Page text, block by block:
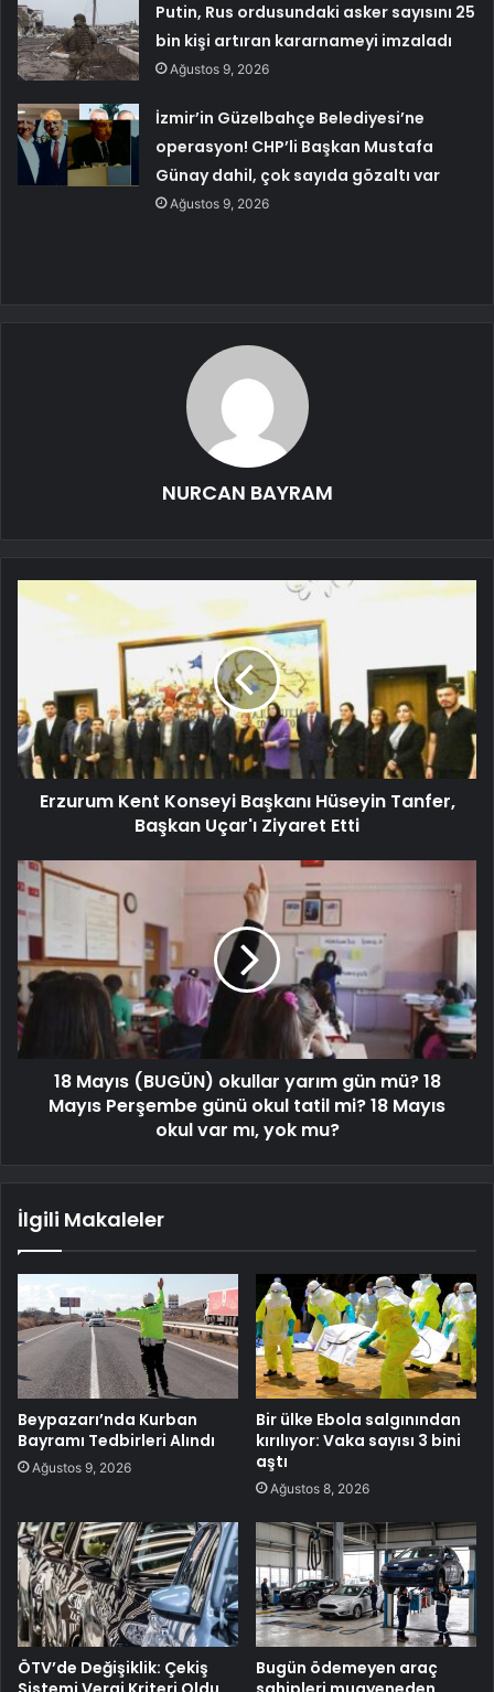
Putin, Rus ordusundaki asker sayısını 25
bin kişi artıran kararnameyi imzaladı
Ağustos 9, 2026
İzmir’in Güzelbahçe Belediyesi’ne
operasyon! CHP’li Başkan Mustafa
Günay dahil, çok sayıda gözaltı var
Ağustos 9, 2026
NURCAN BAYRAM
Erzurum Kent Konseyi Başkanı Hüseyin Tanfer,
Başkan Uçar'ı Ziyaret Etti
18 Mayıs (BUGÜN) okullar yarım gün mü? 18
Mayıs Perşembe günü okul tatil mi? 18 Mayıs
okul var mı, yok mu?
İlgili Makaleler
Beypazarı’nda Kurban
Bayramı Tedbirleri Alındı
Ağustos 9, 2026
Bir ülke Ebola salgınından
kırılıyor: Vaka sayısı 3 bini
aştı
Ağustos 8, 2026
ÖTV’de Değişiklik: Çekiş
Bugün ödemeyen araç